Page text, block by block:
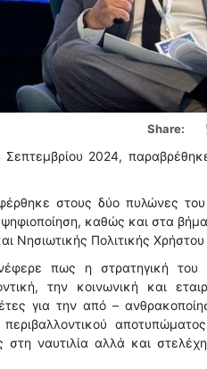
Share:
2024,
στους δύο πυλώνες του
καθώς και στα
Νησιωτικής Πολιτικής Χρήστου
πως η στρατηγική του
την κοινωνική και
για την από –
ναυτιλία αλλά και